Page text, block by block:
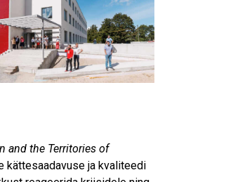
and the Territories of
kättesaadavuse ja kvaliteedi